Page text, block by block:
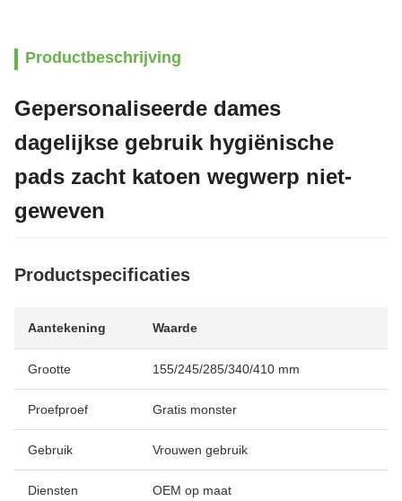
Productbeschrijving
Gepersonaliseerde dames
dagelijkse gebruik hygiënische
pads zacht katoen wegwerp niet-
geweven
Productspecificaties
Aantekening Waarde
Grootte 155/245/285/340/410 mm
Proefproef Gratis monster
Gebruik Vrouwen gebruik
Diensten OEM op maat